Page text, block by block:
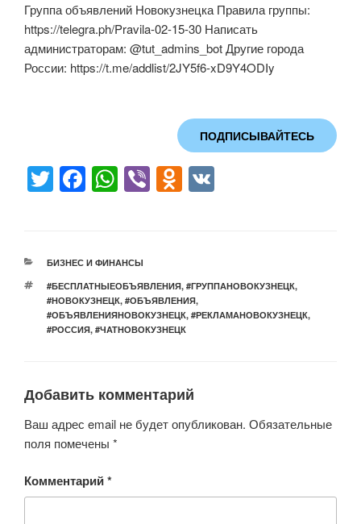
Группа объявлений Новокузнецка Правила группы:
https://telegra.ph/Pravila-02-15-30 Написать
администраторам: @tut_admins_bot Другие города
России: https://t.me/addlist/2JY5f6-xD9Y4ODIy
ПОДПИСЫВАЙТЕСЬ
T
er
F
e
b
o
o
W
s
A
p
p
Vi O
kl
a
ss
ki
РУБРИКИ
БИЗНЕС И ФИНАНСЫ
МЕТКИ
#БЕСПЛАТНЫЕОБЪЯВЛЕНИЯ, #ГРУППАНОВОКУЗНЕЦК,
#НОВОКУЗНЕЦК, #ОБЪЯВЛЕНИЯ,
#ОБЪЯВЛЕНИЯНОВОКУЗНЕЦК, #РЕКЛАМАНОВОКУЗНЕЦК,
#РОССИЯ, #ЧАТНОВОКУЗНЕЦК
Добавить комментарий
Ваш адрес email не будет опубликован. Обязательные
поля помечены *
Комментарий*